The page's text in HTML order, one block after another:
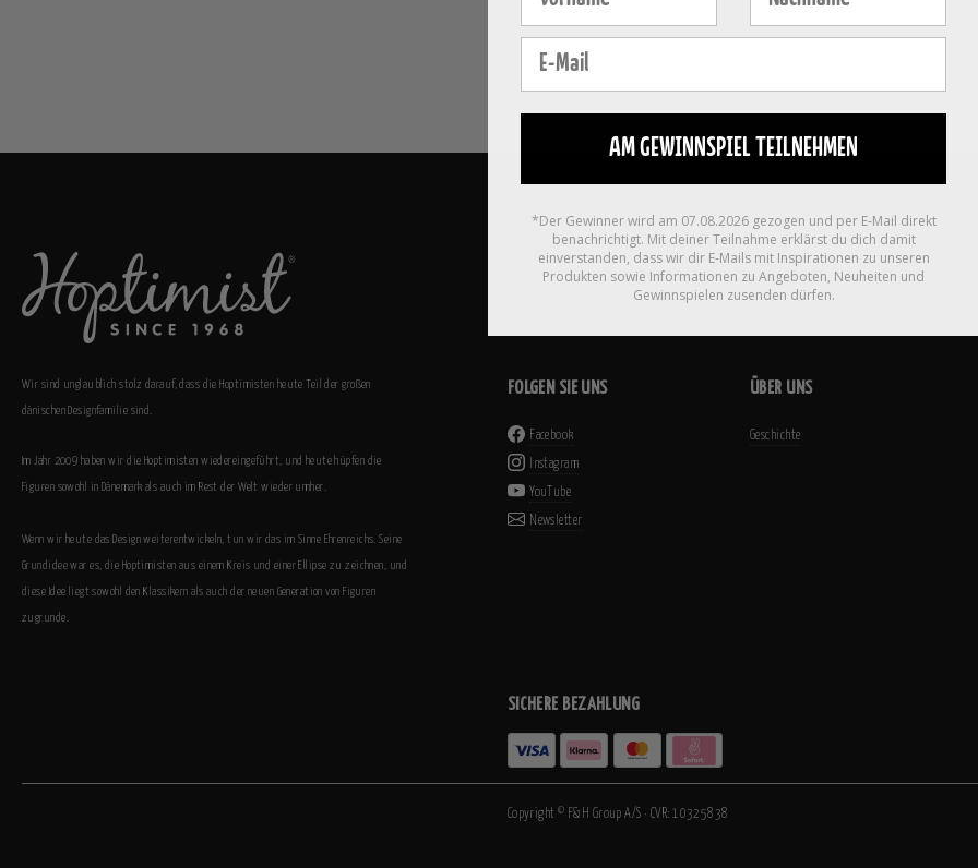
Wir sind unglaublich stolz darauf, dass die Hoptimisten heute Teil der großen
dänischen Designfamilie sind.
Im Jahr 2009 haben wir die Hoptimisten wiedereingeführt, und heute hüpfen die
Figuren sowohl in Dänemark als auch im Rest der Welt wieder umher.
Wenn wir heute das Design weiterentwickeln, tun wir das im Sinne Ehrenreichs. Seine
Grundidee war es, die Hoptimisten aus einem Kreis und einer Ellipse zu zeichnen, und
diese Idee liegt sowohl den Klassikern als auch der neuen Generation von Figuren
zugrunde.
FOLGEN SIE UNS
Facebook
Instagram
YouTube
Newsletter
ÜBER UNS
Geschichte
SICHERE BEZAHLUNG
Copyright © F&H Group A/S · CVR: 10325838
E-mail
AM GEWINNSPIEL TEILNEHMEN
*Der Gewinner wird am 07.08.2026 gezogen und per E-Mail direkt
benachrichtigt. Mit deiner Teilnahme erklärst du dich damit
einverstanden, dass wir dir E-Mails mit Inspirationen zu unseren
Produkten sowie Informationen zu Angeboten, Neuheiten und
Gewinnspielen zusenden dürfen.